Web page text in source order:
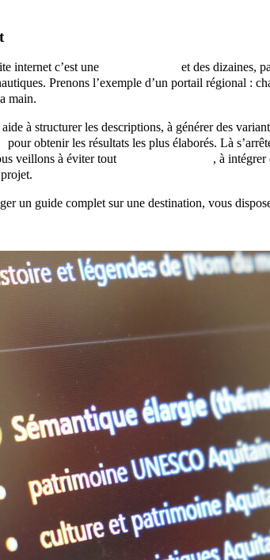
internet c’est une et des dizaines,
Prenons l’exemple d’un portail régional :
main.
à structurer les descriptions, à générer des
pour obtenir les résultats les plus élaborés. Là
veillons à éviter tout
, à intégrer
un guide complet sur une destination, vous